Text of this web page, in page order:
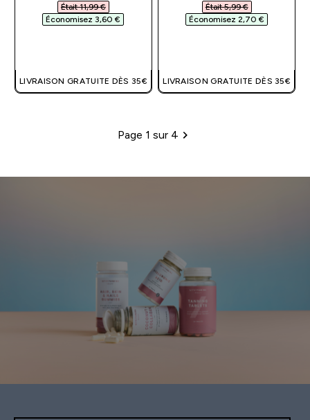
Était 11,99 €‎
Économisez 3,60 €‎
LIVRAISON GRATUITE DÈS 35€
Était 5,99 €‎
Économisez 2,70 €‎
LIVRAISON GRATUITE DÈS 35€
Pagination
Page 1 sur 4